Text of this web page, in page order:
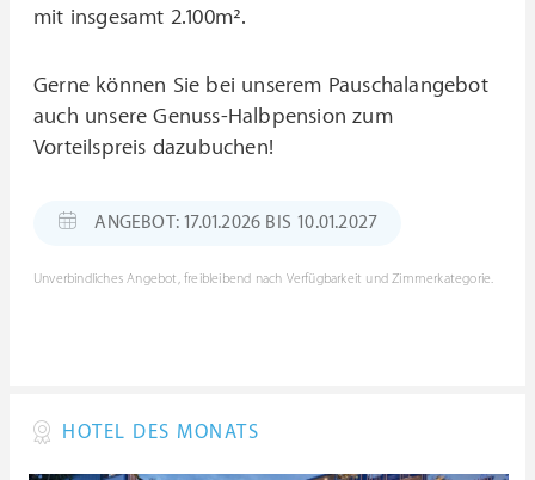
mit insgesamt 2.100m².
Gerne können Sie bei unserem Pauschalangebot
auch unsere Genuss-Halbpension zum
Vorteilspreis dazubuchen!
ANGEBOT: 17.01.2026 BIS 10.01.2027
Unverbindliches Angebot, freibleibend nach Verfügbarkeit und Zimmerkategorie.
HOTEL DES MONATS